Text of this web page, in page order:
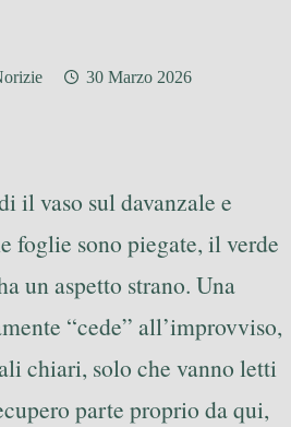
30 Marzo 2026
il vaso sul davanzale e
foglie sono piegate, il verde
un aspetto strano. Una
“cede” all’improvviso,
chiari, solo che vanno letti
parte proprio da qui,